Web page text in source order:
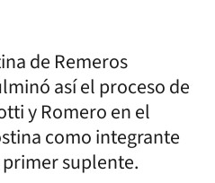
de Remeros
así el proceso de
y Romero en el
como integrante
suplente.